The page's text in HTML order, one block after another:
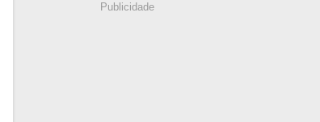
Publicidade